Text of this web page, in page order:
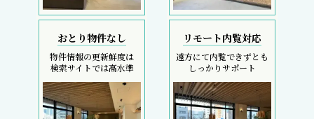
おとり物件なし
物件情報の更新鮮度は
検索サイトでは高水準
リモート内覧対応
遠方にて内覧できずとも
しっかりサポート